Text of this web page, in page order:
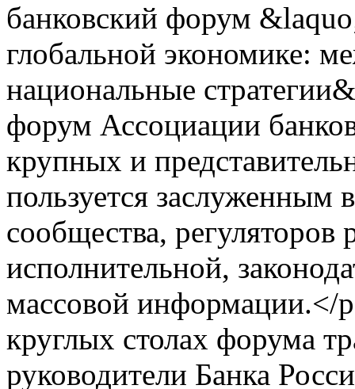
банковский форум
глобальной экономике:
национальные
форум Ассоциации
крупных и
пользуется заслуженным
сообщества, регуляторов
исполнительной,
массовой информации.</
круглых столах форума
руководители Банка